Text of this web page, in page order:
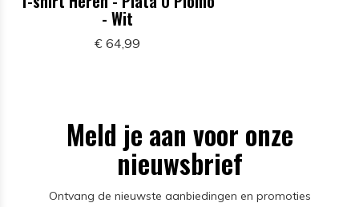
- Wit
€ 64,99
Meld je aan voor onze
nieuwsbrief
Ontvang de nieuwste aanbiedingen en promoties